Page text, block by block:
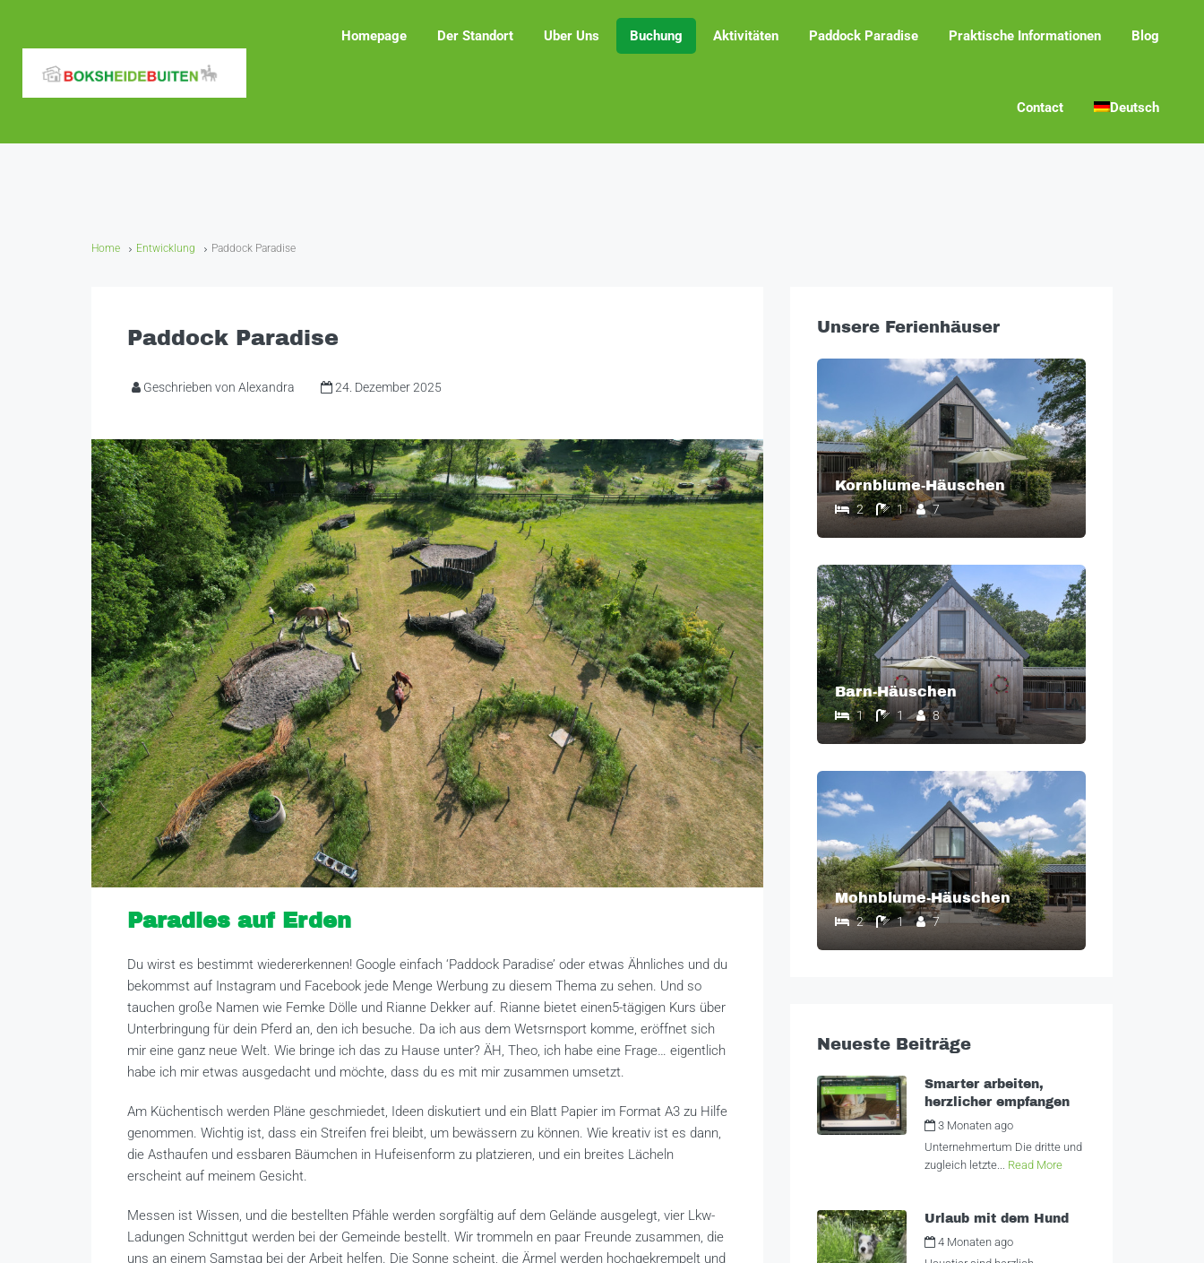
Homepage Der Standort Uber Uns Buchung Aktivitäten Paddock Paradise Praktische Informationen Blog
Contact Deutsch
Home Entwicklung Paddock Paradise
Paddock Paradise
Geschrieben von Alexandra 24. Dezember 2025
Paradies auf Erden
Du wirst es bestimmt wiedererkennen! Google einfach ‘Paddock Paradise’ oder etwas Ähnliches und du
bekommst auf Instagram und Facebook jede Menge Werbung zu diesem Thema zu sehen. Und so
tauchen große Namen wie Femke Dölle und Rianne Dekker auf. Rianne bietet einen5-tägigen Kurs über
Unterbringung für dein Pferd an, den ich besuche. Da ich aus dem Wetsrnsport komme, eröffnet sich
mir eine ganz neue Welt. Wie bringe ich das zu Hause unter? ÄH, Theo, ich habe eine Frage… eigentlich
habe ich mir etwas ausgedacht und möchte, dass du es mit mir zusammen umsetzt.
Am Küchentisch werden Pläne geschmiedet, Ideen diskutiert und ein Blatt Papier im Format A3 zu Hilfe
genommen. Wichtig ist, dass ein Streifen frei bleibt, um bewässern zu können. Wie kreativ ist es dann,
die Asthaufen und essbaren Bäumchen in Hufeisenform zu platzieren, und ein breites Lächeln
erscheint auf meinem Gesicht.
Messen ist Wissen, und die bestellten Pfähle werden sorgfältig auf dem Gelände ausgelegt, vier Lkw-
Ladungen Schnittgut werden bei der Gemeinde bestellt. Wir trommeln en paar Freunde zusammen, die
uns an einem Samstag bei der Arbeit helfen. Die Sonne scheint, die Ärmel werden hochgekrempelt und
Unsere Ferienhäuser
Kornblume-Häuschen
2 1 7
Barn-Häuschen
1 1 8
Mohnblume-Häuschen
2 1 7
Neueste Beiträge
Smarter arbeiten,
herzlicher empfangen
3 Monaten ago
Unternehmertum Die dritte und
zugleich letzte... Read More
Urlaub mit dem Hund
4 Monaten ago